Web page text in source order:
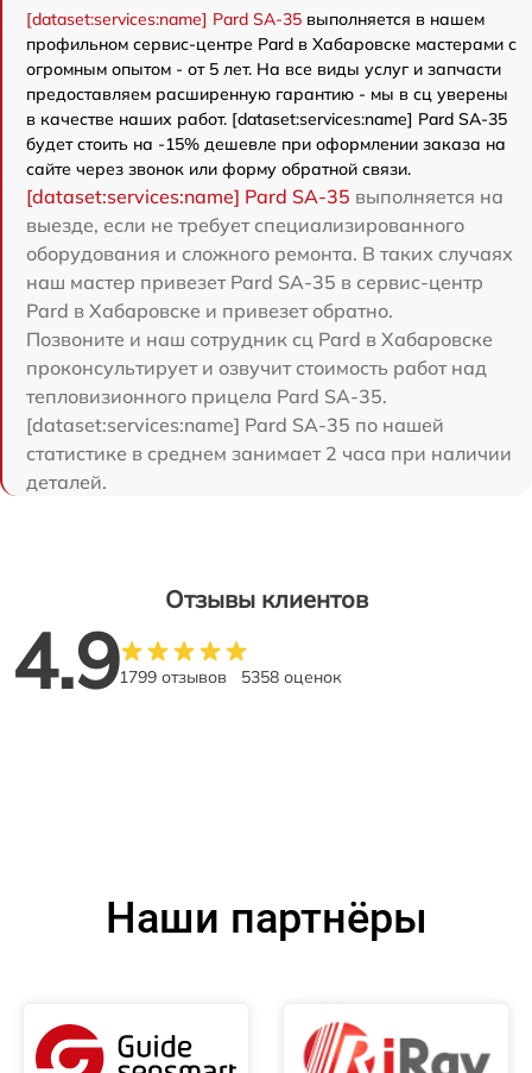
[dataset:services:name] Pard SA-35 выполняется в нашем
профильном сервис-центре Pard в Хабаровске мастерами с
огромным опытом - от 5 лет. На все виды услуг и запчасти
предоставляем расширенную гарантию - мы в сц уверены
в качестве наших работ. [dataset:services:name] Pard SA-35
будет стоить на -15% дешевле при оформлении заказа на
сайте через звонок или форму обратной связи.
[dataset:services:name] Pard SA-35 выполняется на
выезде, если не требует специализированного
оборудования и сложного ремонта. В таких случаях
наш мастер привезет Pard SA-35 в сервис-центр
Pard в Хабаровске и привезет обратно.
Позвоните и наш сотрудник сц Pard в Хабаровске
проконсультирует и озвучит стоимость работ над
тепловизионного прицела Pard SA-35.
[dataset:services:name] Pard SA-35 по нашей
статистике в среднем занимает 2 часа при наличии
деталей.
Отзывы клиентов
4.91799 отзывов 5358 оценок
Наши партнёры